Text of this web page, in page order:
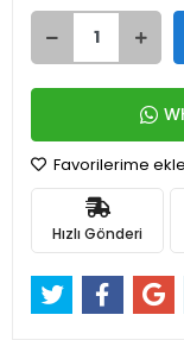
Favorilerime ekle
Hızlı Gönderi